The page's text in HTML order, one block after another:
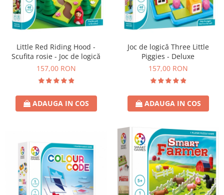
Little Red Riding Hood -
Scufita rosie - Joc de logică
157,00 RON
ADAUGA IN COS
Joc de logică Three Little
Piggies - Deluxe
157,00 RON
ADAUGA IN COS